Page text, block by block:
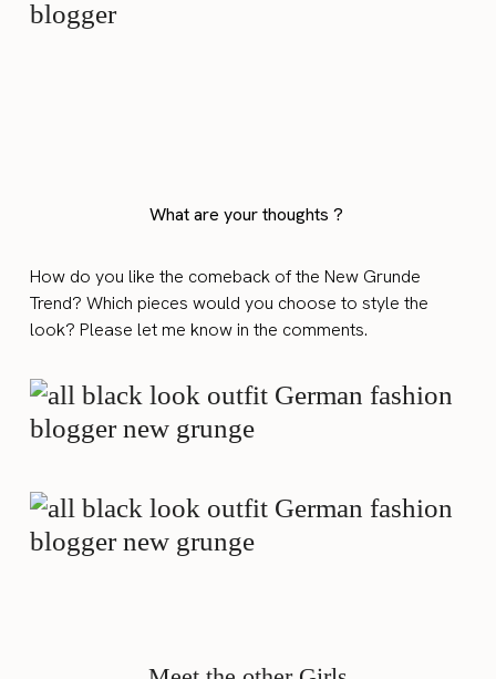
What are your thoughts ?
How do you like the comeback of the New Grunde
Trend? Which pieces would you choose to style the
look? Please let me know in the comments.